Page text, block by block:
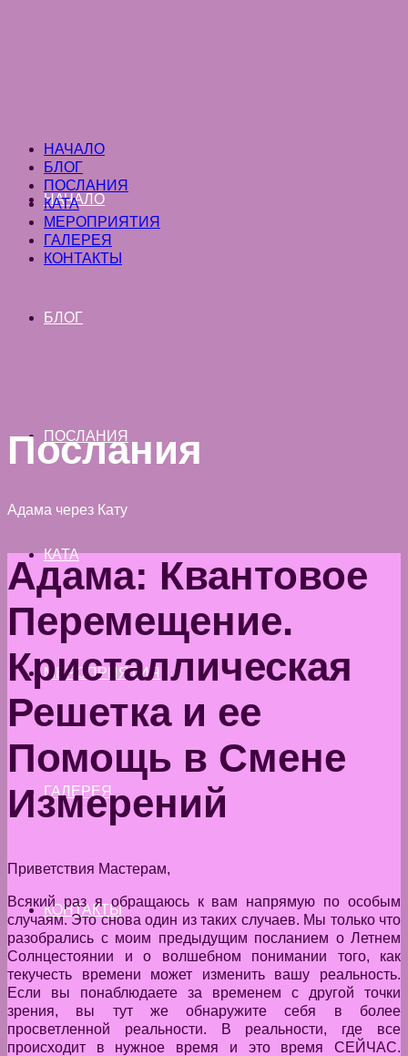
НАЧАЛО
БЛОГ
ПОСЛАНИЯ
КАТА
МЕРОПРИЯТИЯ
ГАЛЕРЕЯ
КОНТАКТЫ
НАЧАЛО
БЛОГ
ПОСЛАНИЯ
КАТА
МЕРОПРИЯТИЯ
ГАЛЕРЕЯ
КОНТАКТЫ
Послания
Адама через Кату
Адама: Квантовое
Перемещение.
Кристаллическая
Решетка и ее
Помощь в Смене
Измерений
Приветствия Мастерам,
Всякий раз я обращаюсь к вам напрямую по особым
случаям. Это снова один из таких случаев. Мы только что
разобрались с моим предыдущим посланием о Летнем
Солнцестоянии и о волшебном понимании того, как
текучесть времени может изменить вашу реальность.
Если вы понаблюдаете за временем с другой точки
зрения, вы тут же обнаружите себя в более
просветленной реальности. В реальности, где все
происходит в нужное время и это время СЕЙЧАС.